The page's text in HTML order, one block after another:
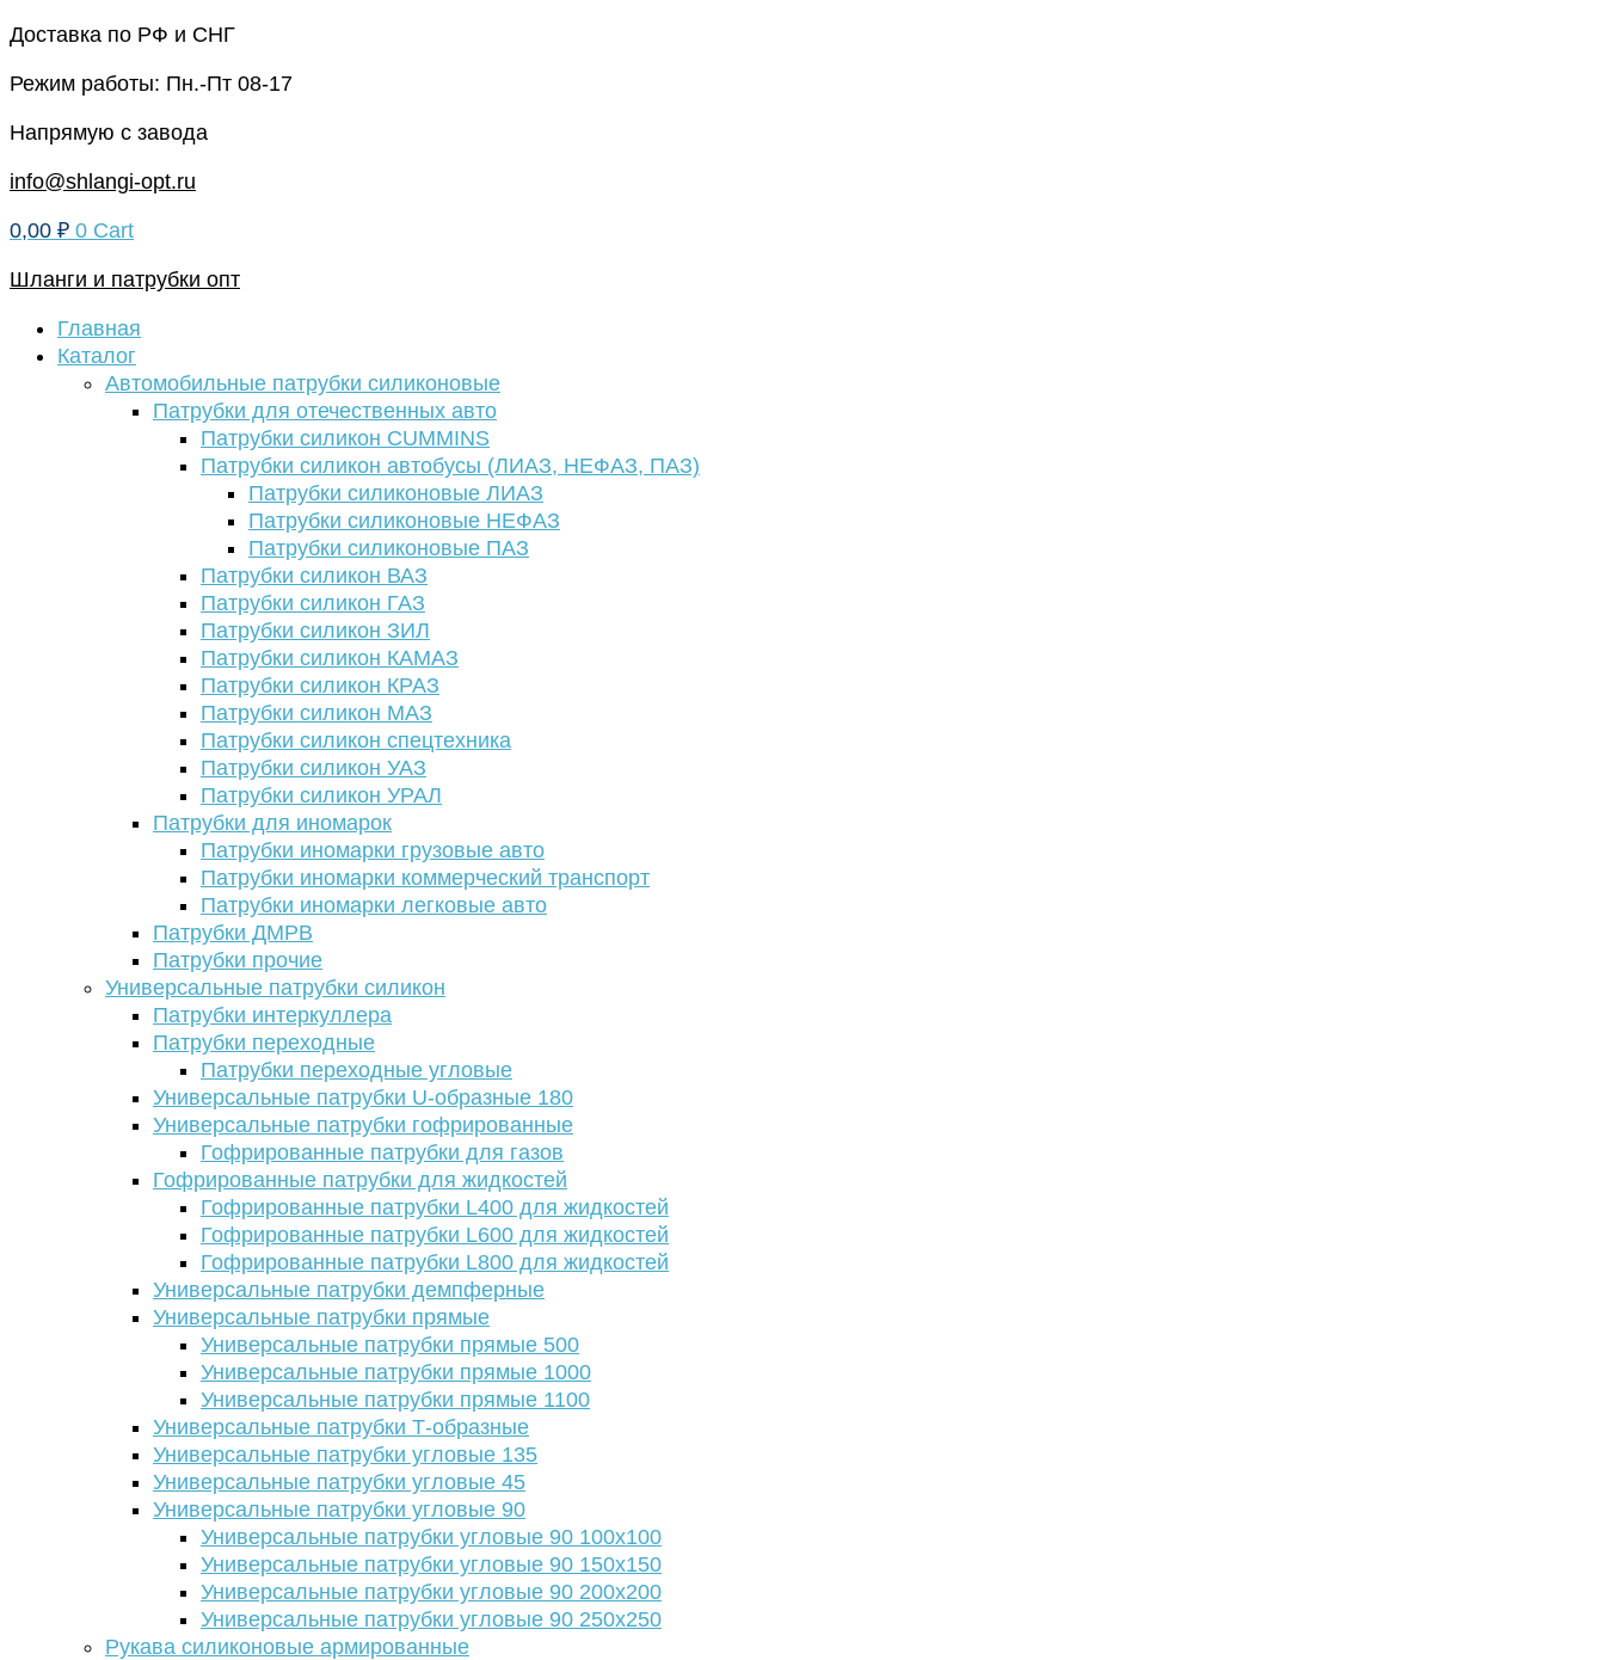
Перейти
содержимому
Доставка по РФ и СНГ
Режим работы: Пн.-Пт 08-17
Напрямую с завода
info@shlangi-opt.ru
0,00 ₽ 0 Cart
Шланги и патрубки опт
Главная
Каталог
Автомобильные патрубки силиконовые
Патрубки для отечественных авто
Патрубки силикон CUMMINS
Патрубки силикон автобусы (ЛИАЗ, НЕФАЗ, ПАЗ)
Патрубки силиконовые ЛИАЗ
Патрубки силиконовые НЕФАЗ
Патрубки силиконовые ПАЗ
Патрубки силикон ВАЗ
Патрубки силикон ГАЗ
Патрубки силикон ЗИЛ
Патрубки силикон КАМАЗ
Патрубки силикон КРАЗ
Патрубки силикон МАЗ
Патрубки силикон спецтехника
Патрубки силикон УАЗ
Патрубки силикон УРАЛ
Патрубки для иномарок
Патрубки иномарки грузовые авто
Патрубки иномарки коммерческий транспорт
Патрубки иномарки легковые авто
Патрубки ДМРВ
Патрубки прочие
Универсальные патрубки силикон
Патрубки интеркуллера
Патрубки переходные
Патрубки переходные угловые
Универсальные патрубки U-образные 180
Универсальные патрубки гофрированные
Гофрированные патрубки для газов
Гофрированные патрубки для жидкостей
Гофрированные патрубки L400 для жидкостей
Гофрированные патрубки L600 для жидкостей
Гофрированные патрубки L800 для жидкостей
Универсальные патрубки демпферные
Универсальные патрубки прямые
Универсальные патрубки прямые 500
Универсальные патрубки прямые 1000
Универсальные патрубки прямые 1100
Универсальные патрубки Т-образные
Универсальные патрубки угловые 135
Универсальные патрубки угловые 45
Универсальные патрубки угловые 90
Универсальные патрубки угловые 90 100х100
Универсальные патрубки угловые 90 150х150
Универсальные патрубки угловые 90 200х200
Универсальные патрубки угловые 90 250х250
Рукава силиконовые армированные